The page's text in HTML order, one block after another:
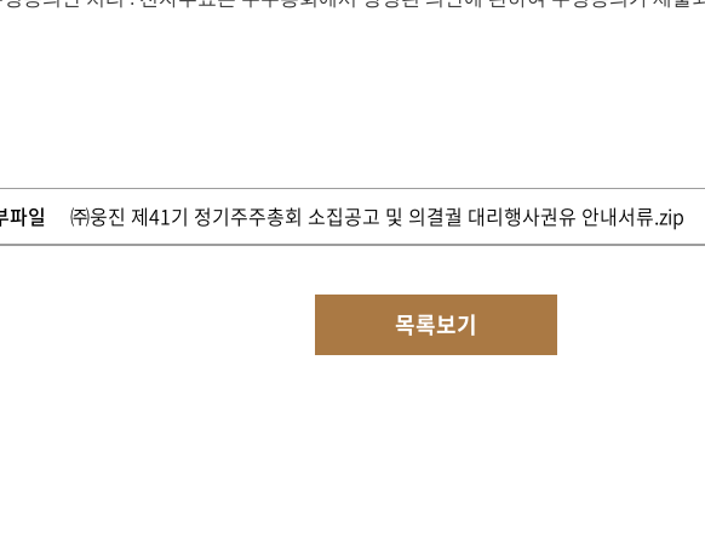
파일 ㈜웅진 제41기 정기주주총회 소집공고 및 의결궐 대리행사권유 안내서류.zip
목록보기